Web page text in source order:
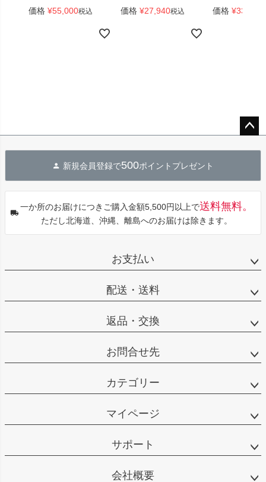
価格 ¥55,000税込 価格 ¥27,940税込 価格 ¥33,440
へ
新規会員登録で500ポイントプレゼント
一か所のお届けにつきご購入金額5,500円以上で送料無料。
ただし北海道、沖縄、離島へのお届けは除きます。
お支払い
配送・送料
返品・交換
お問合せ先
カテゴリー
マイページ
サポート
会社概要